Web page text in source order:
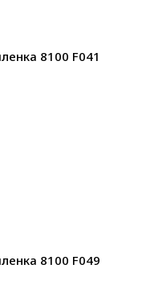
8100 F041
8100 F049